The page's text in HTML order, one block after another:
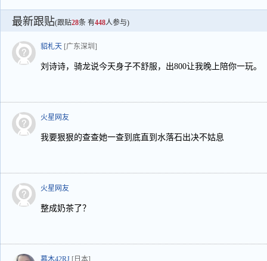
最新跟贴(跟贴28条 有448人参与)
貂札天 [广东深圳]
刘诗诗，骑龙说今天身子不舒服，出800让我晚上陪你一玩。
火星网友
我要狠狠的查查她一查到底直到水落石出决不姑息
火星网友
整成奶茶了？
慕木42RJ [日本]